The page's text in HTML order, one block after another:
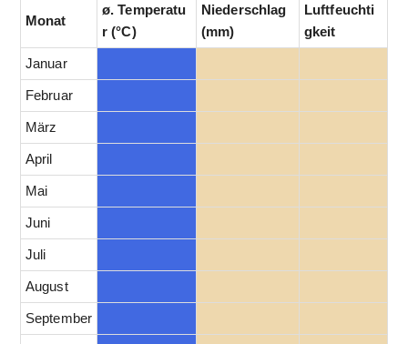
Monat
ø. Temperatu
r (°C)
Niederschlag
(mm)
Luftfeuchti
gkeit
Januar
Februar
März
April
Mai
Juni
Juli
August
September